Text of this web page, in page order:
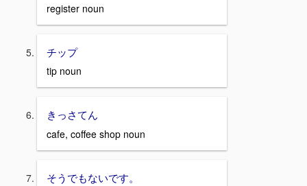
register noun
チップ
tip noun
きっさてん
cafe, coffee shop noun
そうでもないです。